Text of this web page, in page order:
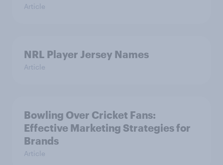
Article
NRL Player Jersey Names
Article
Bowling Over Cricket Fans:
Effective Marketing Strategies for
Brands
Article